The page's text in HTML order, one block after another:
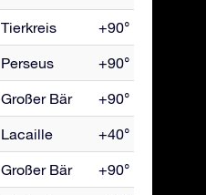
Tierkreis +90° bis -60°
Perseus +90° bis -40°
Großer Bär +90° bis -50°
Lacaille +40° bis -90°
Großer Bär +90° bis -10°